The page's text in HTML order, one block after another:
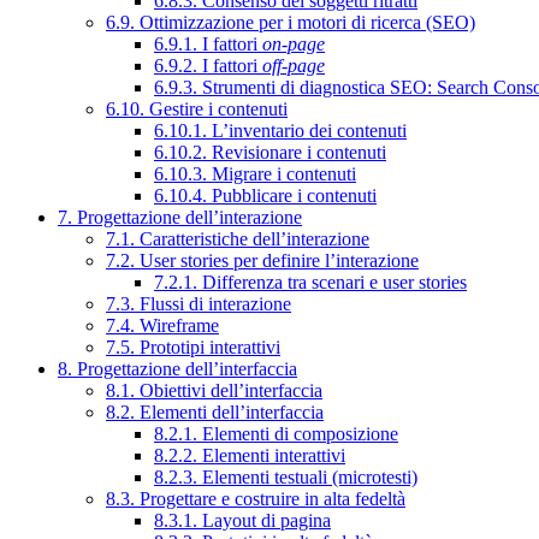
6.9. Ottimizzazione per i motori di ricerca (SEO)
6.9.1. I fattori on-page
6.9.2. I fattori off-page
6.9.3. Strumenti di diagnostica SEO: Search
6.10. Gestire i contenuti
6.10.1. L’inventario dei contenuti
6.10.2. Revisionare i contenuti
6.10.3. Migrare i contenuti
6.10.4. Pubblicare i contenuti
7. Progettazione dell’interazione
7.1. Caratteristiche dell’interazione
7.2. User stories per definire l’interazione
7.2.1. Differenza tra scenari e user stories
7.3. Flussi di interazione
7.4. Wireframe
7.5. Prototipi interattivi
8. Progettazione dell’interfaccia
8.1. Obiettivi dell’interfaccia
8.2. Elementi dell’interfaccia
8.2.1. Elementi di composizione
8.2.2. Elementi interattivi
8.2.3. Elementi testuali (microtesti)
8.3. Progettare e costruire in alta fedeltà
8.3.1. Layout di pagina